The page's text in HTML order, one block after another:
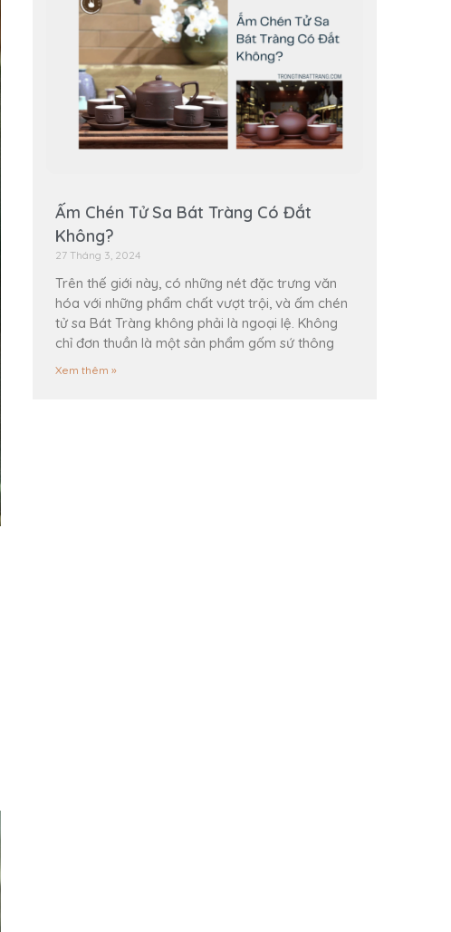
Ấm Chén Tử Sa Bát Tràng Có Đắt
Không?
27 Tháng 3, 2024
Trên thế giới này, có những nét đặc trưng văn
hóa với những phẩm chất vượt trội, và ấm chén
tử sa Bát Tràng không phải là ngoại lệ. Không
chỉ đơn thuần là một sản phẩm gốm sứ thông
Xem thêm »